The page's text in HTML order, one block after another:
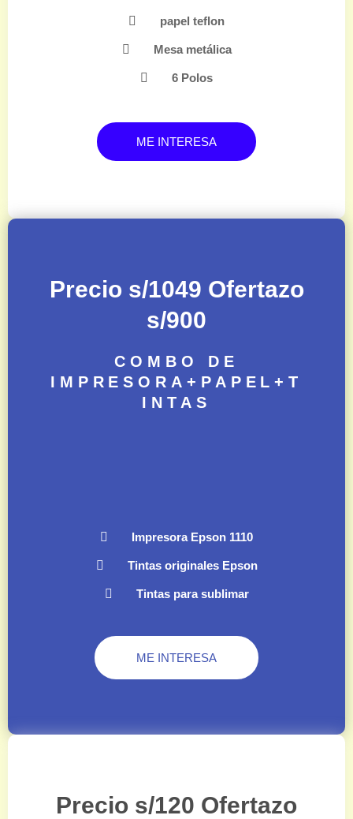
papel teflon
Mesa metálica
6 Polos
ME INTERESA
Precio s/1049 Ofertazo
s/900
COMBO DE
IMPRESORA+PAPEL+T
INTAS
Impresora Epson 1110
Tintas originales Epson
Tintas para sublimar
ME INTERESA
Precio s/120 Ofertazo